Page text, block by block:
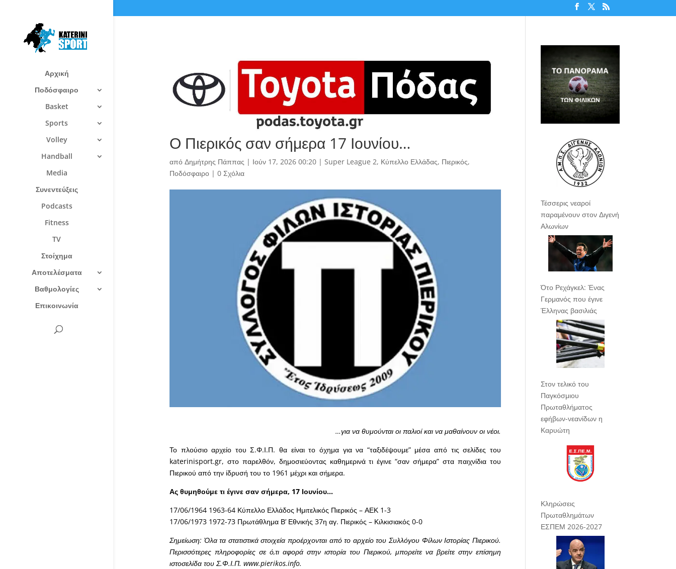
Αρχική
Ποδόσφαιρο
Basket
Sports
Volley
Handball
Media
Συνεντεύξεις
Podcasts
Fitness
TV
Στοίχημα
Αποτελέσματα
Βαθμολογίες
Επικοινωνία
Ο Πιερικός σαν σήμερα 17 Ιουνίου…
από Δημήτρης Πάππας | Ιούν 17, 2026 00:20| Super League 2, Κύπελλο Ελλάδας, Πιερικός,
Ποδόσφαιρο| 0 Σχόλια
…για να θυμούνται οι παλιοί και να μαθαίνουν οι νέοι.
Το πλούσιο αρχείο του Σ.Φ.Ι.Π. θα είναι το όχημα για να “ταξιδέψουμε” μέσα από τις σελίδες του
katerinisport.gr, στο παρελθόν, δημοσιεύοντας καθημερινά τι έγινε “σαν σήμερα” στα παιχνίδια του
Πιερικού από την ίδρυσή του το 1961 μέχρι και σήμερα.
Ας θυμηθούμε τι έγινε σαν σήμερα, 17 Ιουνίου…
17/06/1964 1963-64 Κύπελλο Ελλάδος Ημιτελικός Πιερικός – ΑΕΚ 1-3
17/06/1973 1972-73 Πρωτάθλημα Β’ Εθνικής 37η αγ. Πιερικός – Κιλκισιακός 0-0
Σημείωση: Όλα τα στατιστικά στοιχεία προέρχονται από το αρχείο του Συλλόγου Φίλων Ιστορίας Πιερικού.
Περισσότερες πληροφορίες σε ό,τι αφορά στην ιστορία του Πιερικού, μπορείτε να βρείτε στην επίσημη
ιστοσελίδα του Σ.Φ.Ι.Π. www.pierikos.info.
Τέσσερις νεαροί
παραμένουν στον Διγενή
Αλωνίων
Ότο Ρεχάγκελ: Ένας
Γερμανός που έγινε
Έλληνας βασιλιάς
Στον τελικό του
Παγκόσμιου
Πρωταθλήματος
εφήβων-νεανίδων η
Καρυώτη
Κληρώσεις
Πρωταθλημάτων
ΕΣΠΕΜ 2026-2027